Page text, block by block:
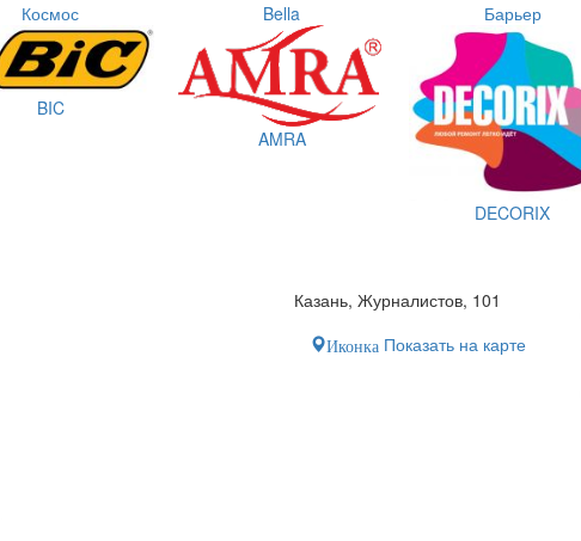
Космос Bella Барьер
BIC
AMRA
DECORIX
Казань, Журналистов, 101
ИконкаПоказать на карте